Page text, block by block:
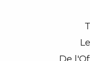
De